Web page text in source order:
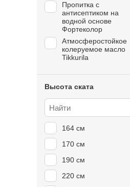
Пропитка с
антисептиком на
водной основе
Фортеколор
Атмосферостойкое
колеруемое масло
Tikkurila
сертификатом для
Высота ската
164 см
170 см
190 см
220 см